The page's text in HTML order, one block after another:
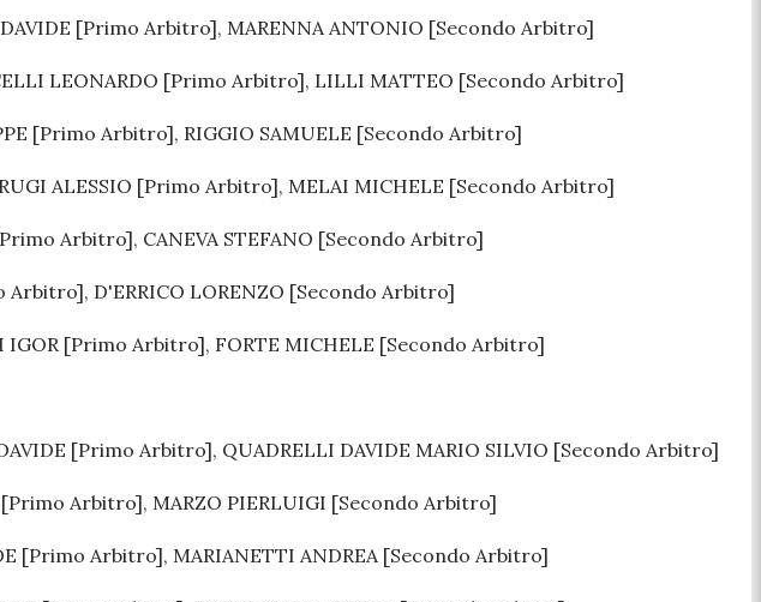
[Primo Arbitro], MARENNA ANTONIO [Secondo Arbitro]
LEONARDO [Primo Arbitro], LILLI MATTEO [Secondo Arbitro]
[Primo Arbitro], RIGGIO SAMUELE [Secondo Arbitro]
ALESSIO [Primo Arbitro], MELAI MICHELE [Secondo Arbitro]
Arbitro], CANEVA STEFANO [Secondo Arbitro]
Arbitro], D'ERRICO LORENZO [Secondo Arbitro]
IGOR [Primo Arbitro], FORTE MICHELE [Secondo Arbitro]
[Primo Arbitro], QUADRELLI DAVIDE MARIO SILVIO [Secondo Arbitro]
Arbitro], MARZO PIERLUIGI [Secondo Arbitro]
[Primo Arbitro], MARIANETTI ANDREA [Secondo Arbitro]